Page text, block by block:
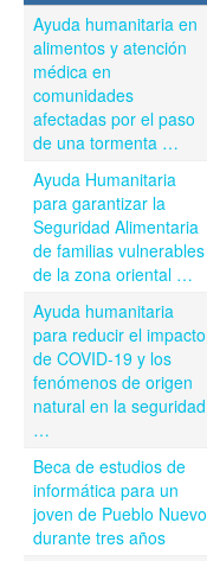
Ayuda humanitaria en
alimentos y atención
médica en
comunidades
afectadas por el paso
de una tormenta …
Ayuda Humanitaria
para garantizar la
Seguridad Alimentaria
de familias vulnerables
de la zona oriental …
Ayuda humanitaria
para reducir el impacto
de COVID-19 y los
fenómenos de origen
natural en la seguridad
…
Beca de estudios de
informática para un
joven de Pueblo Nuevo
durante tres años